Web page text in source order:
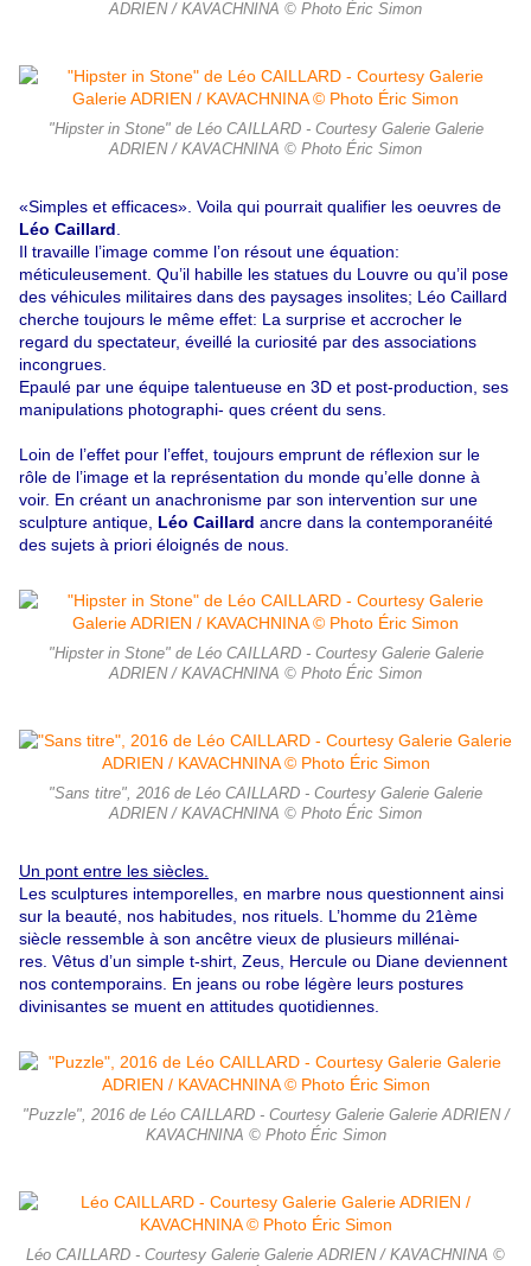
ADRIEN / KAVACHNINA © Photo Éric Simon
"Hipster in Stone" de Léo CAILLARD - Courtesy Galerie Galerie
ADRIEN / KAVACHNINA © Photo Éric Simon
«Simples et efficaces». Voila qui pourrait qualifier les oeuvres de
Léo Caillard
Il travaille l’image comme l’on résout une équation:
méticuleusement. Qu’il habille les statues du Louvre ou qu’il pose
des véhicules militaires dans des paysages insolites; Léo Caillard
cherche toujours le même effet: La surprise et accrocher le
regard du spectateur, éveillé la curiosité par des associations
incongrues.
Epaulé par une équipe talentueuse en 3D et post-production, ses
manipulations photographi- ques créent du sens.
Loin de l’effet pour l’effet, toujours emprunt de réflexion sur le
rôle de l’image et la représentation du monde qu’elle donne à
voir. En créant un anachronisme par son intervention sur une
sculpture antique, Léo Caillard ancre dans la contemporanéité
des sujets à priori éloignés de nous.
"Hipster in Stone" de Léo CAILLARD - Courtesy Galerie Galerie
ADRIEN / KAVACHNINA © Photo Éric Simon
"Sans titre", 2016 de Léo CAILLARD - Courtesy Galerie Galerie
ADRIEN / KAVACHNINA © Photo Éric Simon
Un pont entre les siècles.
Les sculptures intemporelles, en marbre nous questionnent ainsi
sur la beauté, nos habitudes, nos rituels. L’homme du 21ème
siècle ressemble à son ancêtre vieux de plusieurs millénai-
res. Vêtus d’un simple t-shirt, Zeus, Hercule ou Diane deviennent
nos contemporains. En jeans ou robe légère leurs postures
divinisantes se muent en attitudes quotidiennes.
"Puzzle", 2016 de Léo CAILLARD - Courtesy Galerie Galerie ADRIEN /
KAVACHNINA © Photo Éric Simon
Léo CAILLARD - Courtesy Galerie Galerie ADRIEN / KAVACHNINA ©